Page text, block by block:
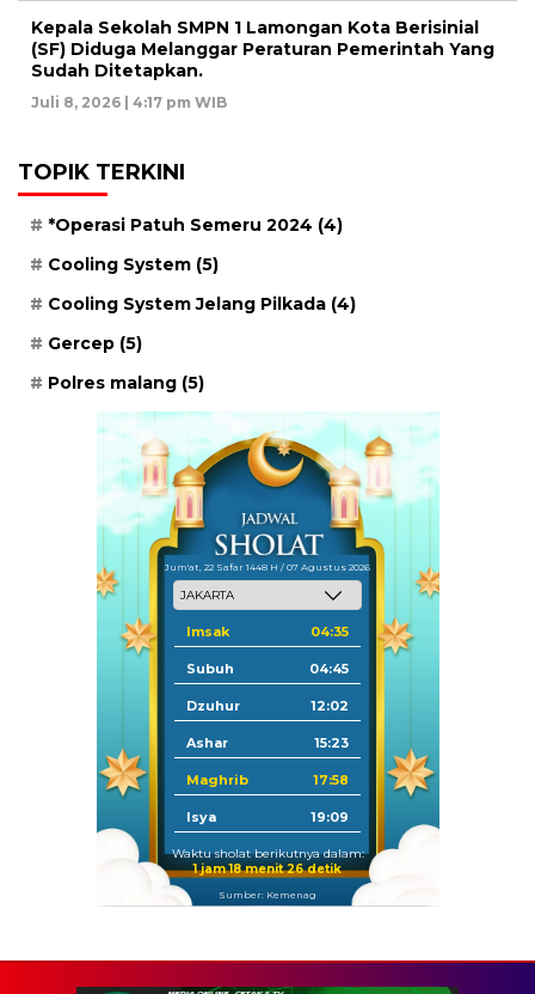
Kepala Sekolah SMPN 1 Lamongan Kota Berisinial
(SF) Diduga Melanggar Peraturan Pemerintah Yang
Sudah Ditetapkan.
Juli 8, 2026 | 4:17 pm WIB
TOPIK TERKINI
*Operasi Patuh Semeru 2024 (4)
Cooling System (5)
Cooling System Jelang Pilkada (4)
Gercep (5)
Polres malang (5)
Jum'at, 22 Safar 1448 H / 07 Agustus 2026
Imsak 04:35
Subuh 04:45
Dzuhur 12:02
Ashar 15:23
Maghrib 17:58
Isya 19:09
Waktu sholat berikutnya dalam:
1 jam 18 menit 25 detik
Sumber: Kemenag